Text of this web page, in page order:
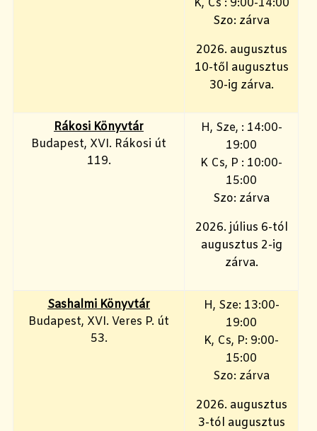
Szo: zárva
2026. augusztus
10-től augusztus
30-ig zárva.
Rákosi Könyvtár
Budapest, XVI. Rákosi út
119.
H, Sze, : 14:00-
19:00
K Cs, P : 10:00-
15:00
Szo: zárva
2026. július 6-tól
augusztus 2-ig
zárva.
Sashalmi Könyvtár
Budapest, XVI. Veres P. út
53.
H, Sze: 13:00-
19:00
K, Cs, P: 9:00-
15:00
Szo: zárva
2026. augusztus
3-tól augusztus